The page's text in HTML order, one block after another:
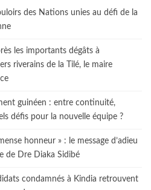
des Nations unies au défi de la
les importants dégâts à
riverains de la Tilé, le maire
guinéen : entre continuité,
défis pour la nouvelle équipe ?
honneur » : le message d’adieu
de Dre Diaka Sidibé
condamnés à Kindia retrouvent